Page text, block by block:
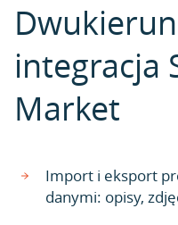
integracja
Market
Import i eksport
danymi: opisy,